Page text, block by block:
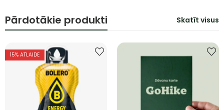
Pārdotākie produkti Skatīt visus
15% ATLAIDE